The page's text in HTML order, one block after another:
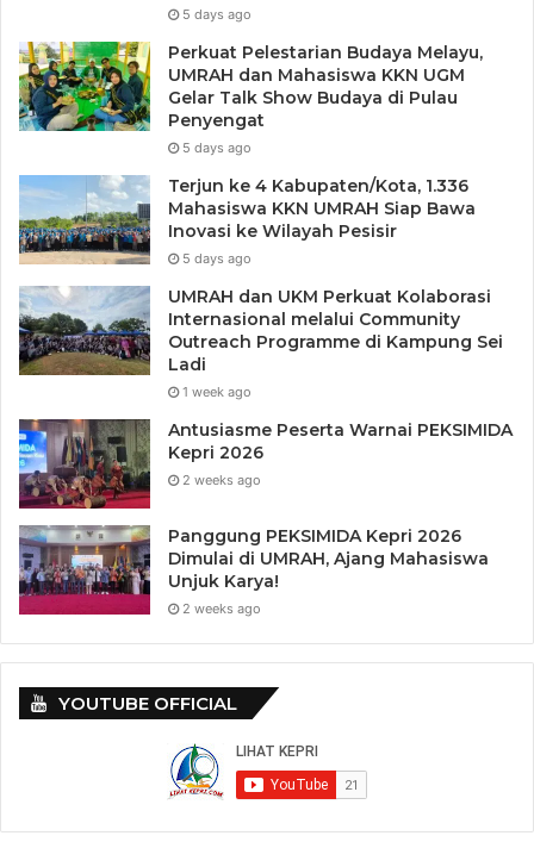
Tags Bupati Karimun 2024
Kabupaten Karimun
5 days ago
Perkuat Pelestarian Budaya Melayu,
UMRAH dan Mahasiswa KKN UGM
Gelar Talk Show Budaya di Pulau
Penyengat
5 days ago
Terjun ke 4 Kabupaten/Kota, 1.336
Mahasiswa KKN UMRAH Siap Bawa
Inovasi ke Wilayah Pesisir
5 days ago
UMRAH dan UKM Perkuat Kolaborasi
Internasional melalui Community
Outreach Programme di Kampung Sei
Ladi
1 week ago
Antusiasme Peserta Warnai PEKSIMIDA
Kepri 2026
2 weeks ago
Panggung PEKSIMIDA Kepri 2026
Dimulai di UMRAH, Ajang Mahasiswa
Unjuk Karya!
2 weeks ago
YOUTUBE OFFICIAL